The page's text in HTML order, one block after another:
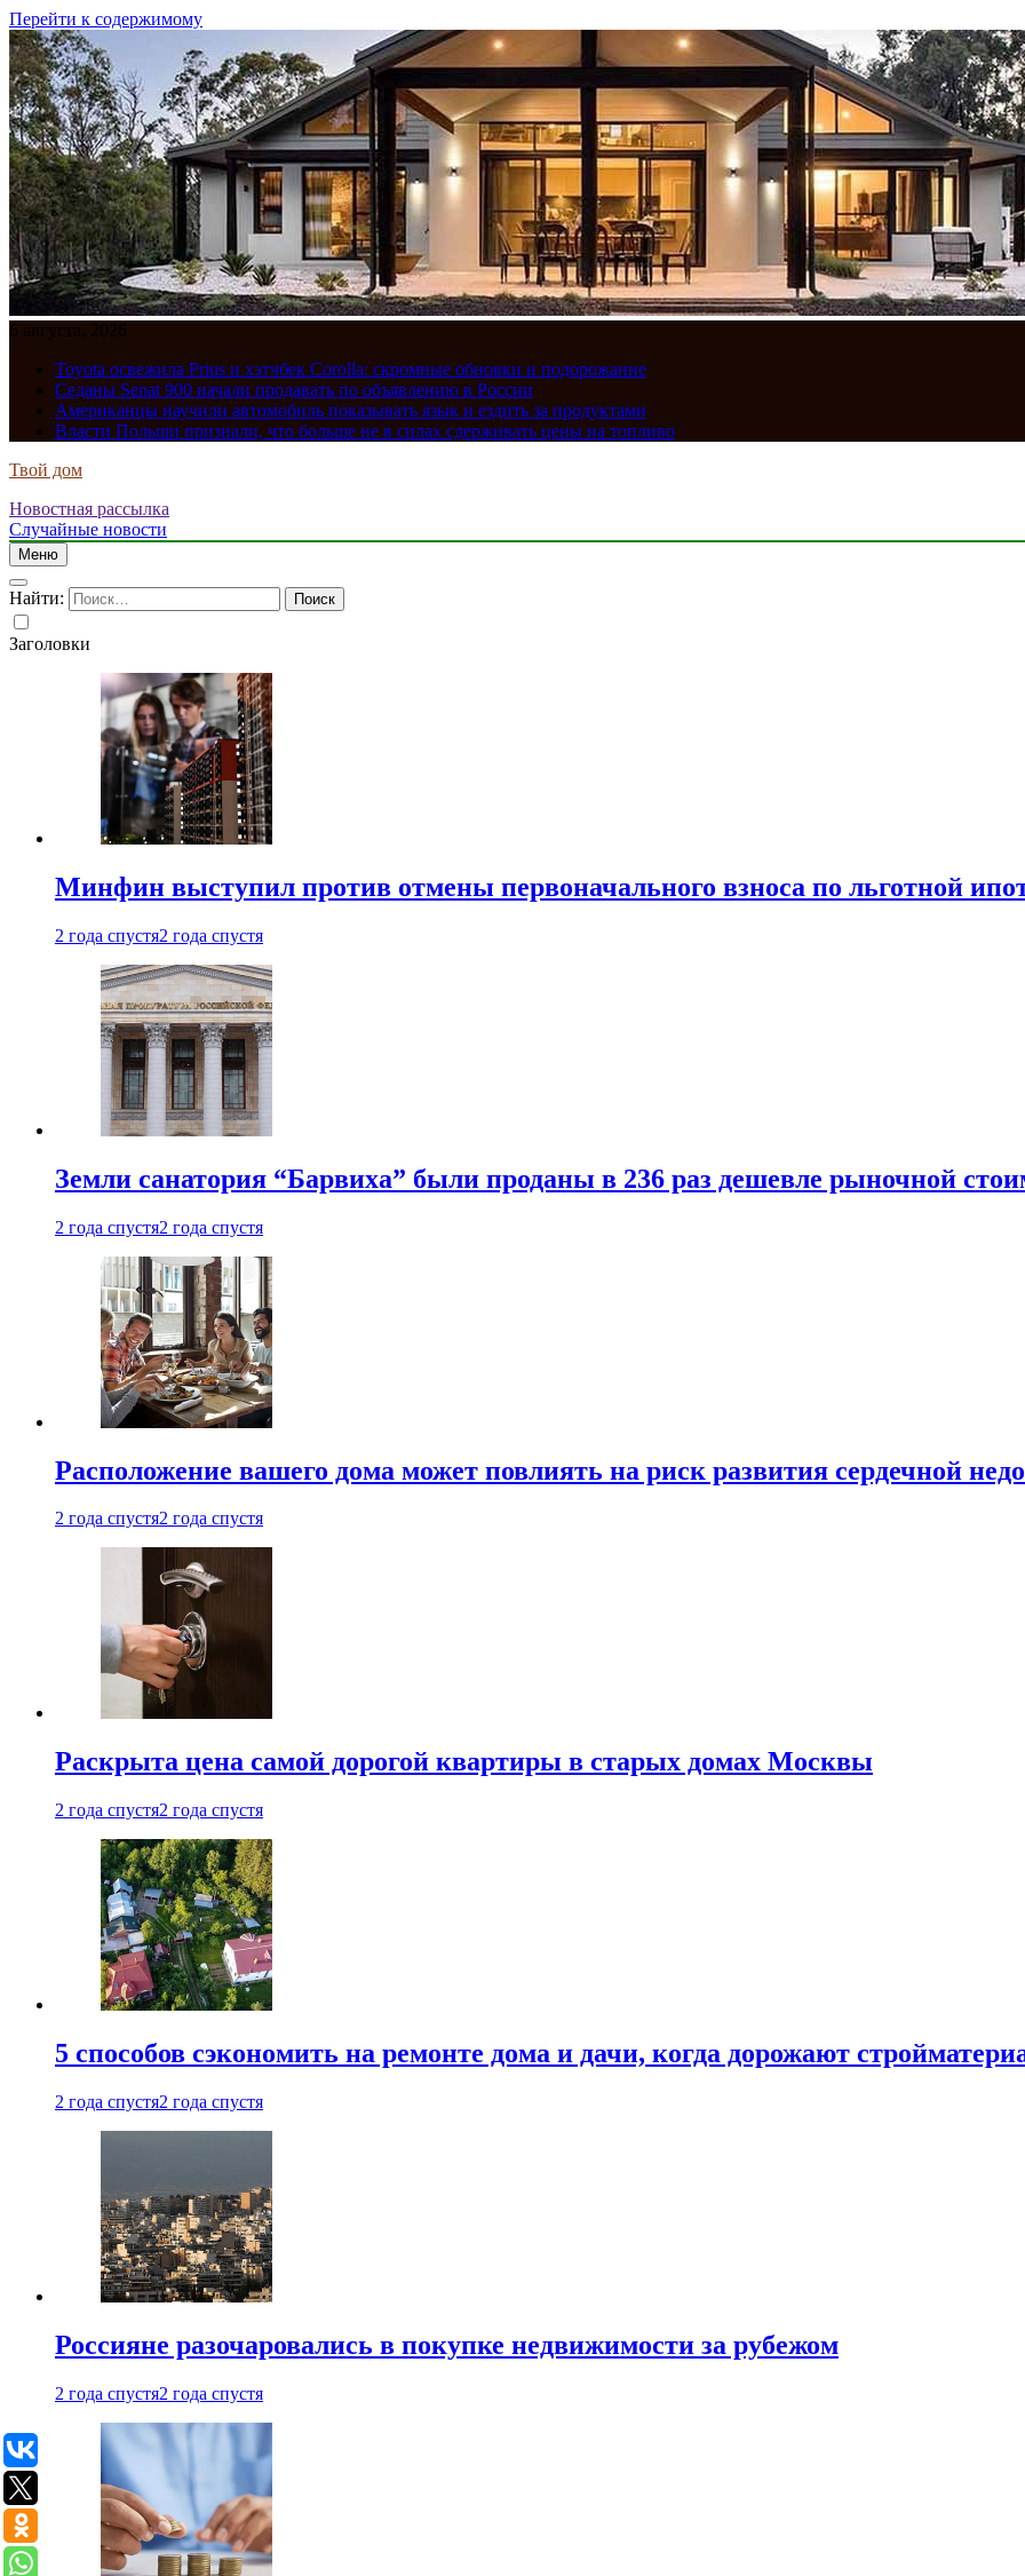
Перейти к содержимому
6 августа, 2026
Toyota освежила Prius и хэтчбек Corolla: скромные обновки и подорожание
Седаны Senat 900 начали продавать по объявлению в России
Американцы научили автомобиль показывать язык и ездить за продуктами
Власти Польши признали, что больше не в силах сдерживать цены на топливо
Твой дом
Новостная рассылка
Случайные новости
Меню
Найти:
Заголовки
Минфин выступил против отмены первоначального взноса по льготной
2 года спустя2 года спустя
Земли санатория “Барвиха” были проданы в 236 раз дешевле рыночной
2 года спустя2 года спустя
Расположение вашего дома может повлиять на риск развития сердечной
2 года спустя2 года спустя
Раскрыта цена самой дорогой квартиры в старых домах Москвы
2 года спустя2 года спустя
5 способов сэкономить на ремонте дома и дачи, когда дорожают
2 года спустя2 года спустя
Россияне разочаровались в покупке недвижимости за рубежом
2 года спустя2 года спустя